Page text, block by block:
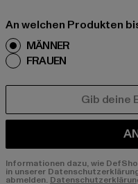
An welchen Produkten
MÄNNER
FRAUEN
Informationen dazu, wie
in unserer
abmelden.